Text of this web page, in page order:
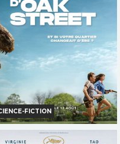
Bande-annonce
Réservation
TOUT PUBLIC
FICTION
LA FIN D'OAK STREET